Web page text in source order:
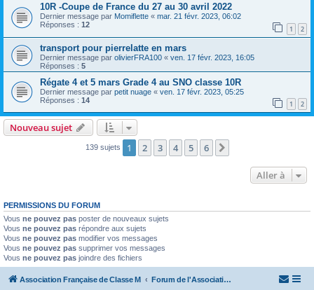
10R -Coupe de France du 27 au 30 avril 2022
Dernier message par Momiflette « mar. 21 févr. 2023, 06:02
Réponses : 12 1 2
transport pour pierrelatte en mars
Dernier message par olivierFRA100 « ven. 17 févr. 2023, 16:05
Réponses : 5
Régate 4 et 5 mars Grade 4 au SNO classe 10R
Dernier message par petit nuage « ven. 17 févr. 2023, 05:25
Réponses : 14 1 2
Nouveau sujet
139 sujets 1 2 3 4 5 6
Aller à
PERMISSIONS DU FORUM
Vous ne pouvez pas poster de nouveaux sujets
Vous ne pouvez pas répondre aux sujets
Vous ne pouvez pas modifier vos messages
Vous ne pouvez pas supprimer vos messages
Vous ne pouvez pas joindre des fichiers
Association Française de Classe M Forum de l'Association Française de Classe M